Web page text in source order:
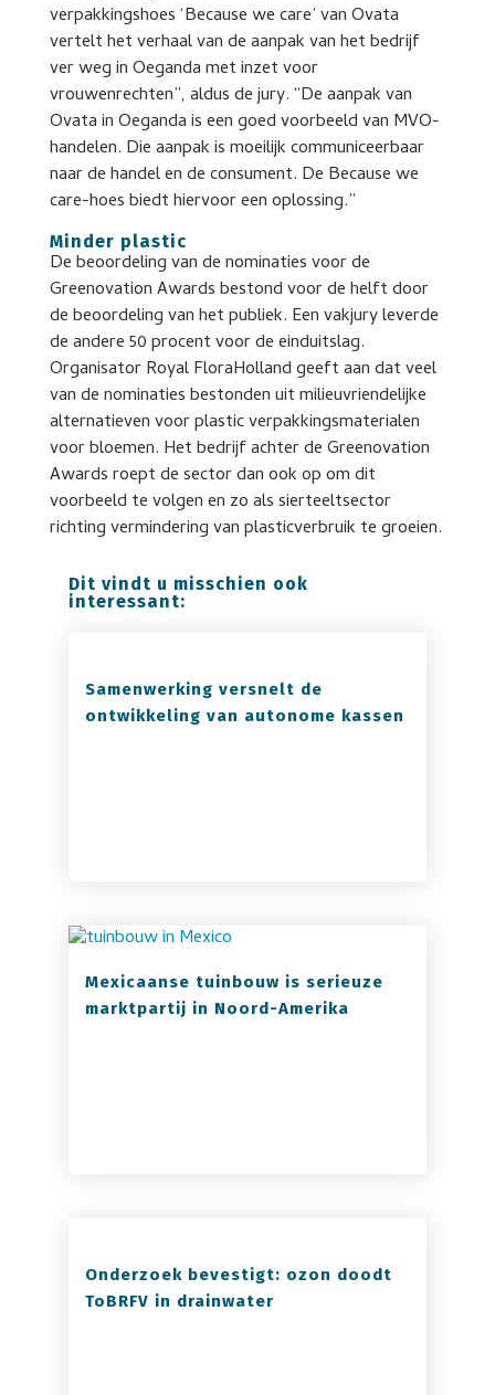
verpakkingshoes ‘Because we care’ van Ovata
vertelt het verhaal van de aanpak van het bedrijf
ver weg in Oeganda met inzet voor
vrouwenrechten”, aldus de jury. “De aanpak van
Ovata in Oeganda is een goed voorbeeld van MVO-
handelen. Die aanpak is moeilijk communiceerbaar
naar de handel en de consument. De Because we
care-hoes biedt hiervoor een oplossing.”
Minder plastic
De beoordeling van de nominaties voor de
Greenovation Awards bestond voor de helft door
de beoordeling van het publiek. Een vakjury leverde
de andere 50 procent voor de einduitslag.
Organisator Royal FloraHolland geeft aan dat veel
van de nominaties bestonden uit milieuvriendelijke
alternatieven voor plastic verpakkingsmaterialen
voor bloemen. Het bedrijf achter de Greenovation
Awards roept de sector dan ook op om dit
voorbeeld te volgen en zo als sierteeltsector
richting vermindering van plasticverbruik te groeien.
Dit vindt u misschien ook
interessant:
Samenwerking versnelt de
ontwikkeling van autonome kassen
Mexicaanse tuinbouw is serieuze
marktpartij in Noord-Amerika
Onderzoek bevestigt: ozon doodt
ToBRFV in drainwater